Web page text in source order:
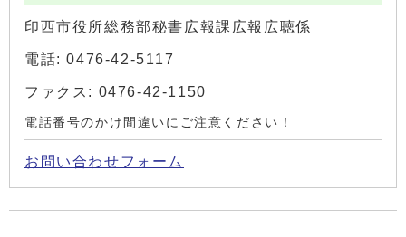
印西市役所総務部秘書広報課広報広聴係
電話: 0476-42-5117
ファクス: 0476-42-1150
電話番号のかけ間違いにご注意ください！
お問い合わせフォーム